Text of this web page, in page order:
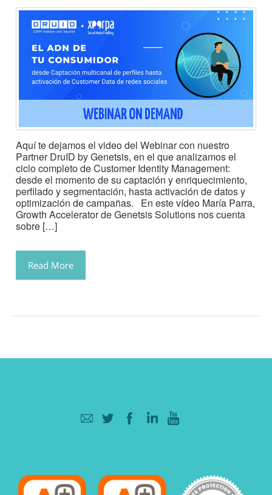
Aquí te dejamos el video del Webinar con nuestro
Partner DruID by Genetsis, en el que analizamos el
ciclo completo de Customer Identity Management:
desde el momento de su captación y enriquecimiento,
perfilado y segmentación, hasta activación de datos y
optimización de campañas. En este vídeo María Parra,
Growth Accelerator de Genetsis Solutions nos cuenta
sobre […]
Read More